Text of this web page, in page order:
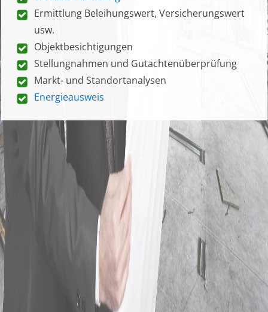
Ermittlung Beleihungswert, Versicherungswert
usw.
Objektbesichtigungen
Stellungnahmen und Gutachtenüberprüfung
Markt- und Standortanalysen
Energieausweis